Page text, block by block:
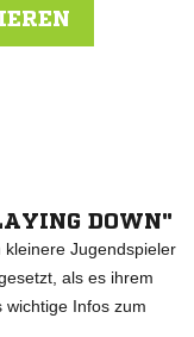
DOWN"
Jugendspieler
als es ihrem
wichtige Infos zum